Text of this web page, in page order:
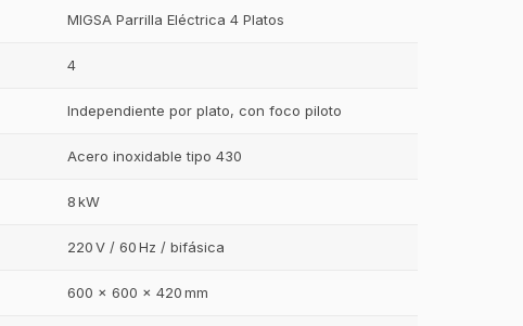
MIGSA Parrilla Eléctrica 4 Platos
4
Independiente por plato, con foco piloto
Acero inoxidable tipo 430
8 kW
220 V / 60 Hz / bifásica
600 × 600 × 420 mm